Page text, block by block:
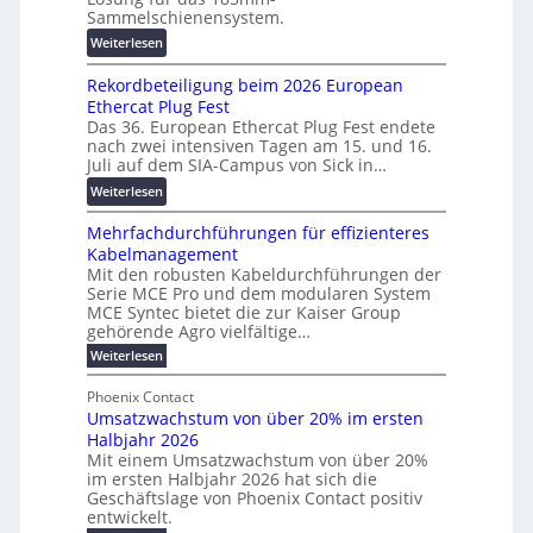
a
n
s
p
a
r
e
n
z
r
s
c
h
u
n
g
s
f
ö
r
d
e
r
u
n
g
b
r
a
u
c
h
t
m
X
2
0
2
7
w
i
r
d
z
u
m
E
n
e
r
g
u
b
f
ü
r
Sammelschienensystem.
Weiterlesen:
W
e
i
t
e
r
e
n
t
w
i
c
k
e
l
e
N
H
-
S
i
Rekordbeteiligung beim 2026 European
Ethercat Plug Fest
Das 36. European Ethercat Plug Fest endete
nach zwei intensiven Tagen am 15. und 16.
Juli auf dem SIA-Campus von Sick in…
Weiterlesen:
R
e
k
o
r
d
b
e
t
e
i
l
i
g
u
Mehrfachdurchführungen für effizienteres
Kabelmanagement
Mit den robusten Kabeldurchführungen der
Serie MCE Pro und dem modularen System
MCE Syntec bietet die zur Kaiser Group
gehörende Agro vielfältige…
Weiterlesen:
M
h
r
f
a
c
h
d
u
Phoenix Contact
Umsatzwachstum von über 20% im ersten
Halbjahr 2026
Mit einem Umsatzwachstum von über 20%
im ersten Halbjahr 2026 hat sich die
Geschäftslage von Phoenix Contact positiv
entwickelt.